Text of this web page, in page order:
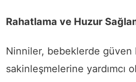
Rahatlama ve Huzur
Ninniler, bebeklerde güven
sakinleşmelerine yardımcı